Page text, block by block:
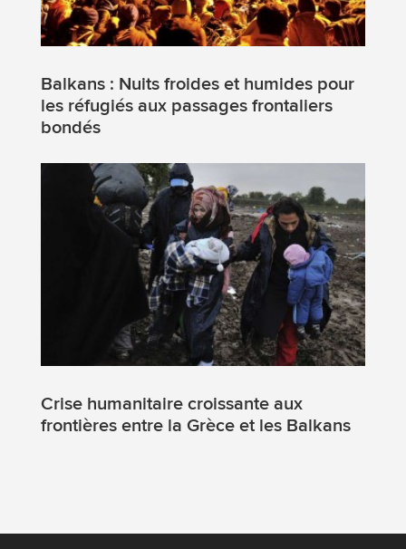
Balkans : Nuits froides et humides pour
les réfugiés aux passages frontaliers
bondés
Crise humanitaire croissante aux
frontières entre la Grèce et les Balkans